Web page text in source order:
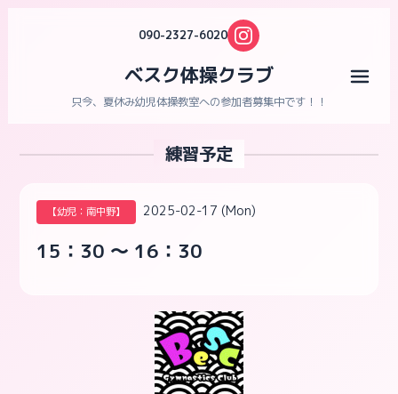
090-2327-6020
ベスク体操クラブ
只今、夏休み幼児体操教室への参加者募集中です！！
練習予定
【幼児：南中野】 2025-02-17 (Mon)
15：30 ～ 16：30